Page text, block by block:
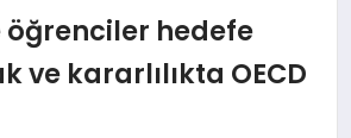
öğrenciler hedefe
ve kararlılıkta OECD